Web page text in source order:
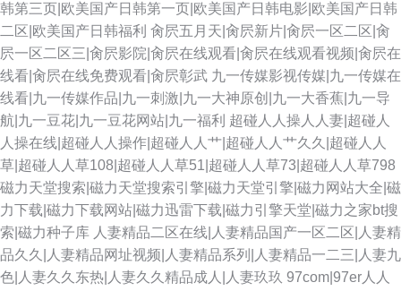
韩第三页|欧美国产日韩第一页|欧美国产日韩电影|欧美国产日韩
二区|欧美国产日韩福利 肏屄五月天|肏屄新片|肏屄一区二区|肏
屄一区二区三|肏屄影院|肏屄在线观看|肏屄在线观看视频|肏屄在
线看|肏屄在线免费观看|肏屄彰武 九一传媒影视传媒|九一传媒在
线看|九一传媒作品|九一刺激|九一大神原创|九一大香蕉|九一导
航|九一豆花|九一豆花网站|九一福利 超碰人人操人人妻|超碰人
人操在线|超碰人人操作|超碰人人艹|超碰人人艹久久|超碰人人
草|超碰人人草108|超碰人人草51|超碰人人草73|超碰人人草798
磁力天堂搜索|磁力天堂搜索引擎|磁力天堂引擎|磁力网站大全|磁
力下载|磁力下载网站|磁力迅雷下载|磁力引擎天堂|磁力之家bt搜
索|磁力种子库 人妻精品二区在线|人妻精品国产一区二区|人妻精
品久久|人妻精品网址视频|人妻精品系列|人妻精品一二三|人妻九
色|人妻久久东热|人妻久久精品成人|人妻玖玖 97com|97er人人